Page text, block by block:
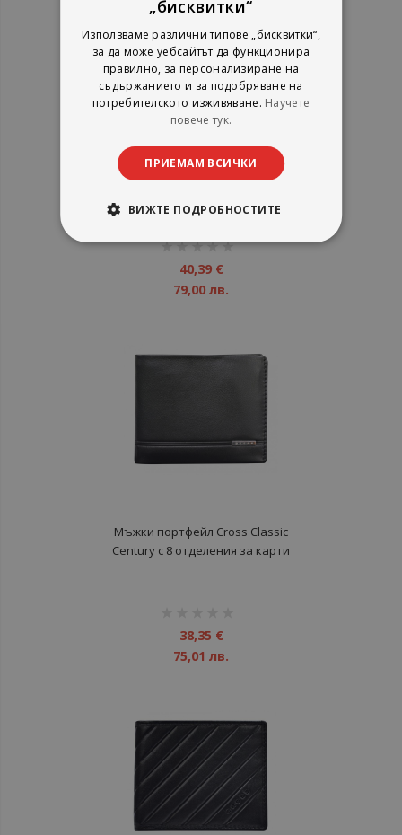
Mъжки портфейл Cross Classic
Century с монетник
рейтинг:
40,39 €
79,00 лв.
Мъжки портфейл Cross Classic
Century с 8 отделения за карти
38,35 €
75,01 лв.
„бисквитки“
Използваме различни типове „бисквитки“,
за да може уебсайтът да функционира
правилно, за персонализиране на
съдържанието и за подобряване на
потребителското изживяване. Научете
повече тук.
ПРИЕМАМ ВСИЧКИ
ВИЖТЕ ПОДРОБНОСТИТЕ